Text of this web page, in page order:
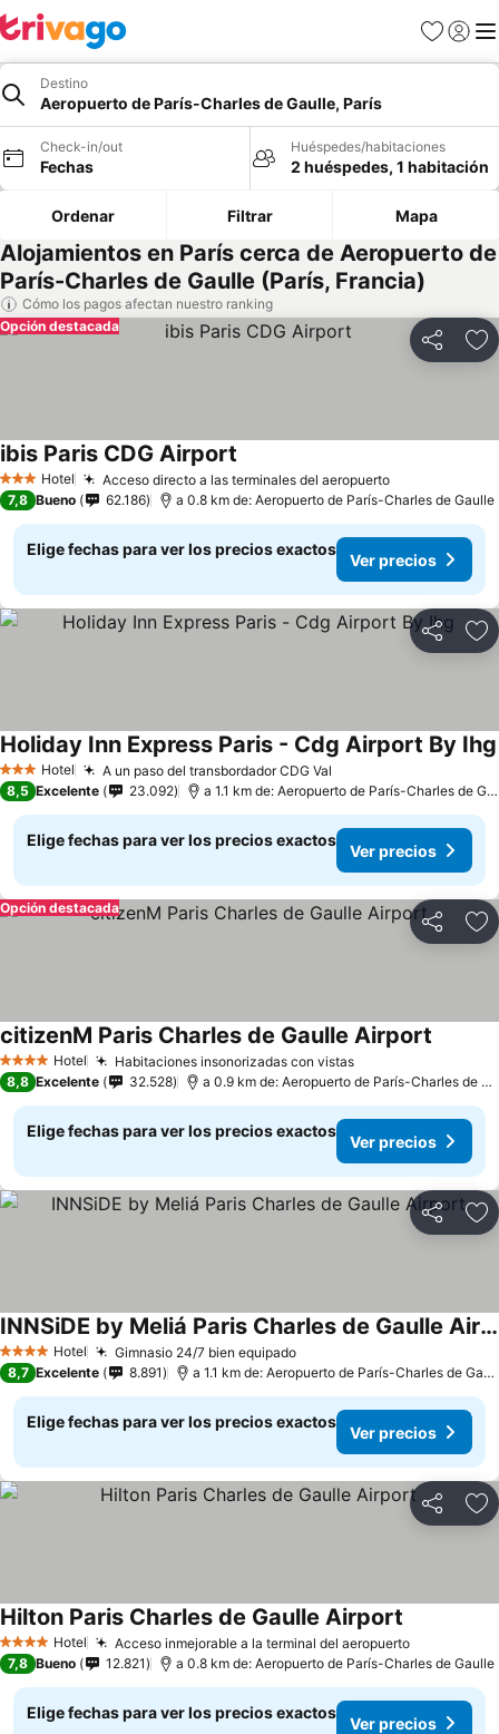
Favoritos
Iniciar
Destino
Aeropuerto de París-Charles de Gaulle, París
Check-in/out
Fechas
Huéspedes/habitaciones
2 huéspedes, 1 habitación
Ordenar Filtrar Mapa
Alojamientos en París cerca de Aeropuerto de
París-Charles de Gaulle (París, Francia)
Cómo los pagos afectan nuestro ranking
Compartir
Opción destacada
3 Estrellas
Hotel Acceso directo a las terminales del aeropuerto
ibis Paris CDG Airport
7,8 Bueno 62.186 a 0.8 km de: Aeropuerto de París-Charles de Gaulle
Elige fechas para ver los precios exactos
Ver precios
Compartir
3 Estrellas
Hotel A un paso del transbordador CDG Val
Holiday Inn Express Paris - Cdg Airport By Ihg
8,5 Excelente 23.092 a 1.1 km de: Aeropuerto de París-Charles de Gaulle
Elige fechas para ver los precios exactos
Ver precios
Compartir
Opción destacada
4 EstrellasHotel Habitaciones insonorizadas con vistas
citizenM Paris Charles de Gaulle Airport
8,8 Excelente 32.528 a 0.9 km de: Aeropuerto de París-Charles de Gaulle
Elige fechas para ver los precios exactos
Ver precios
Compartir
4 EstrellasHotel Gimnasio 24/7 bien equipado
INNSiDE by Meliá Paris Charles de Gaulle Airport
8,7 Excelente 8.891 a 1.1 km de: Aeropuerto de París-Charles de Gaulle
Elige fechas para ver los precios exactos
Ver precios
Compartir
4 EstrellasHotel Acceso inmejorable a la terminal del aeropuerto
Hilton Paris Charles de Gaulle Airport
7,8 Bueno 12.821 a 0.8 km de: Aeropuerto de París-Charles de Gaulle
Elige fechas para ver los precios exactos
Ver precios